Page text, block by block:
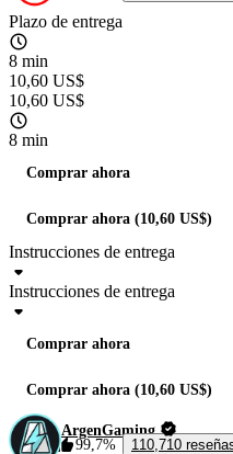
Plazo de entrega
8 min
10,60 US$
10,60 US$
8 min
Comprar ahora
Comprar ahora (10,60 US$)
Instrucciones de entrega
Instrucciones de entrega
Comprar ahora
Comprar ahora (10,60 US$)
ArgenGaming
99,7%
110,710